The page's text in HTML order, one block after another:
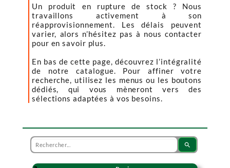
Un produit en rupture de stock ? Nous
travaillons activement à son
réapprovisionnement. Les délais peuvent
varier, alors n’hésitez pas à nous contacter
pour en savoir plus.
En bas de cette page, découvrez l’intégralité
de notre catalogue. Pour affiner votre
recherche, utilisez les menus ou les boutons
dédiés, qui vous mèneront vers des
sélections adaptées à vos besoins.
search